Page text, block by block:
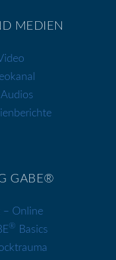
MEDIEN
GABE®
– Online
®
Basics